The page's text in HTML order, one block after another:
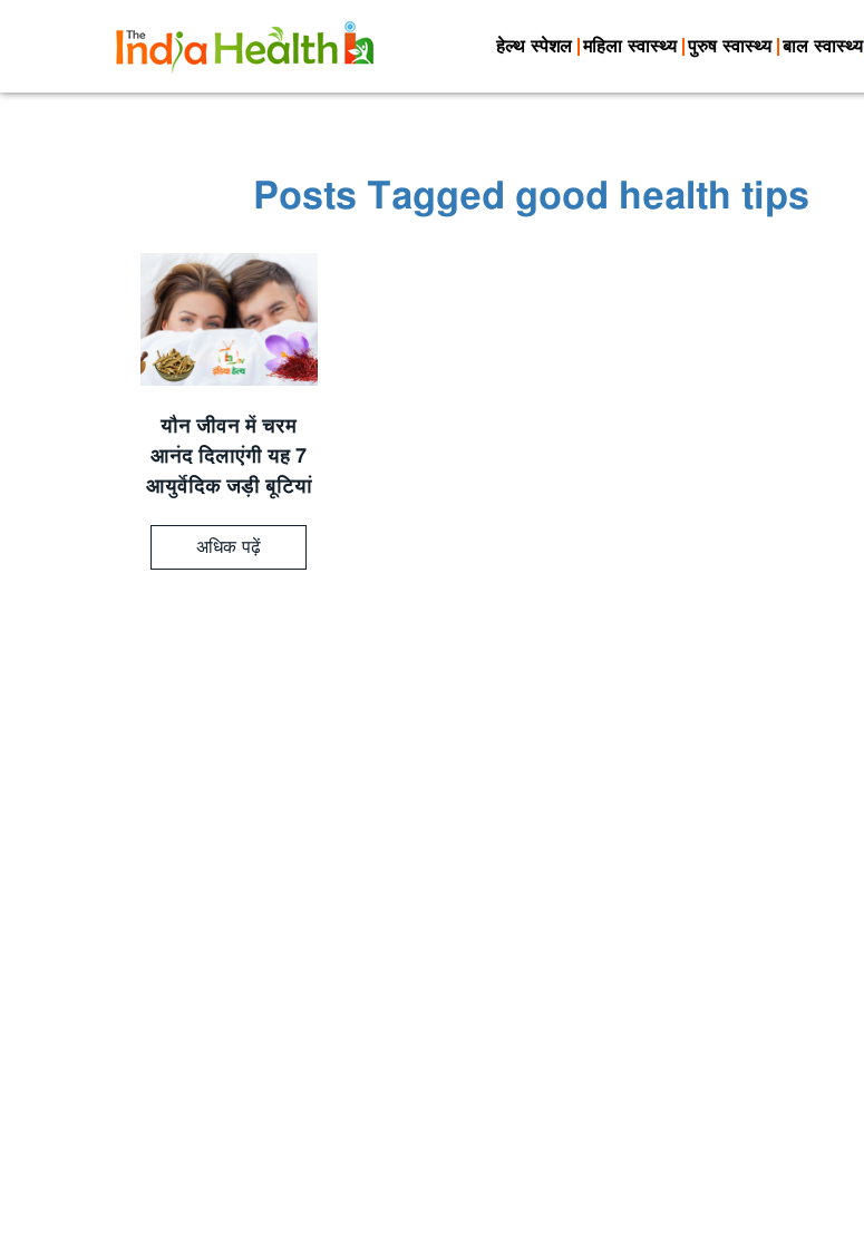
हेल्थ स्पेशल महिला स्वास्थ्य पुरुष स्वास्थ्य बाल स्वास्थ्य
Posts Tagged good health tips
यौन जीवन में चरम
आनंद दिलाएंगी यह 7
आयुर्वेदिक जड़ी बूटियां
अधिक पढ़ें